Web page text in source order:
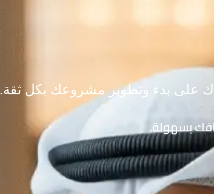
على بدء وتطوير مشروعك بكل ثقة.
بسهولة.